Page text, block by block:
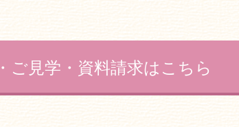
ご見学・資料請求はこちら